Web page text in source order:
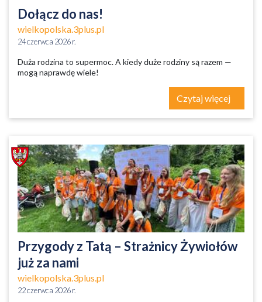
Dołącz do nas!
wielkopolska.3plus.pl
24 czerwca 2026 r.
Duża rodzina to supermoc. A kiedy duże rodziny są razem —
mogą naprawdę wiele!
Czytaj więcej
Przygody z Tatą – Strażnicy Żywiołów
już za nami
wielkopolska.3plus.pl
22 czerwca 2026 r.